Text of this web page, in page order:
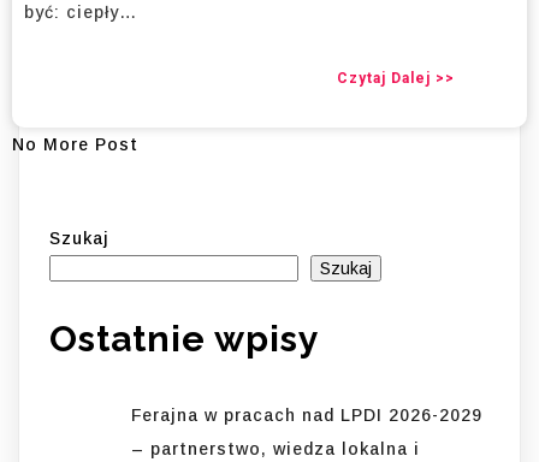
być: ciepły…
Czytaj Dalej >>
No More Post
Szukaj
Szukaj
Ostatnie wpisy
Ferajna w pracach nad LPDI 2026-2029
– partnerstwo, wiedza lokalna i